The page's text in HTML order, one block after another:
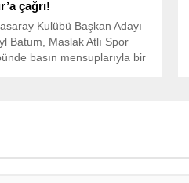
çağrı!
Kulübü Başkan Adayı
Batum, Maslak Atlı Spor
basın mensuplarıyla bir